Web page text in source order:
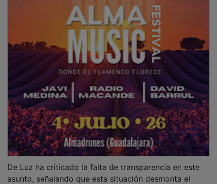
De Luz ha criticado la falta de transparencia en este
asunto, señalando que esta situación desmonta el